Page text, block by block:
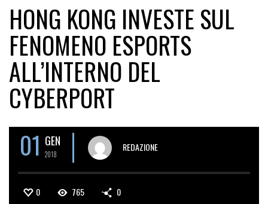
HONG KONG INVESTE SUL
FENOMENO ESPORTS
ALL’INTERNO DEL
CYBERPORT
01 GEN
2018
REDAZIONE
0 765 0